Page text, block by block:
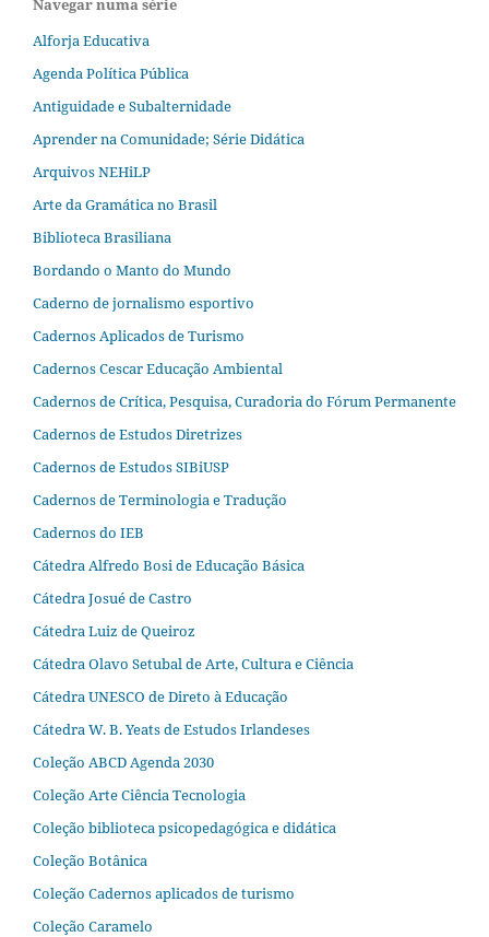
Alforja Educativa
Agenda Política Pública
Antiguidade e Subalternidade
Aprender na Comunidade; Série Didática
Arquivos NEHiLP
Arte da Gramática no Brasil
Biblioteca Brasiliana
Bordando o Manto do Mundo
Caderno de jornalismo esportivo
Cadernos Aplicados de Turismo
Cadernos Cescar Educação Ambiental
Cadernos de Crítica, Pesquisa, Curadoria do Fórum Permanente
Cadernos de Estudos Diretrizes
Cadernos de Estudos SIBiUSP
Cadernos de Terminologia e Tradução
Cadernos do IEB
Cátedra Alfredo Bosi de Educação Básica
Cátedra Josué de Castro
Cátedra Luiz de Queiroz
Cátedra Olavo Setubal de Arte, Cultura e Ciência
Cátedra UNESCO de Direto à Educação
Cátedra W. B. Yeats de Estudos Irlandeses
Coleção ABCD Agenda 2030
Coleção Arte Ciência Tecnologia
Coleção biblioteca psicopedagógica e didática
Coleção Botânica
Coleção Cadernos aplicados de turismo
Coleção Caramelo